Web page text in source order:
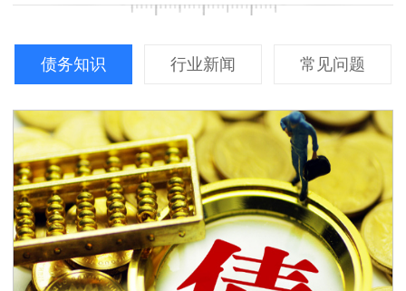
债务知识 行业新闻 常见问题